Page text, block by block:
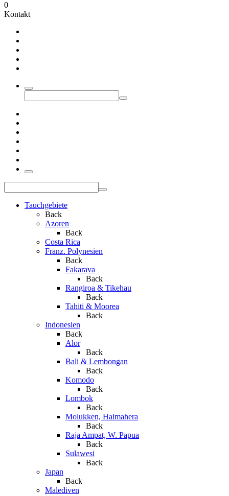
0
Kontakt
Tauchgebiete
Back
Azoren
Back
Costa Rica
Franz. Polynesien
Back
Fakarava
Back
Rangiroa & Tikehau
Back
Tahiti & Moorea
Back
Indonesien
Back
Alor
Back
Bali & Lembongan
Back
Komodo
Back
Lombok
Back
Molukken, Halmahera
Back
Raja Ampat, W. Papua
Back
Sulawesi
Back
Japan
Back
Malediven